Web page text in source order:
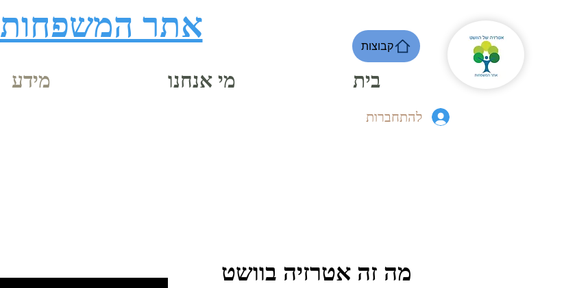
אתר המשפחות
קבוצות
בית מי אנחנו מידע
להתחברות
מה זה אטרזיה בוושט